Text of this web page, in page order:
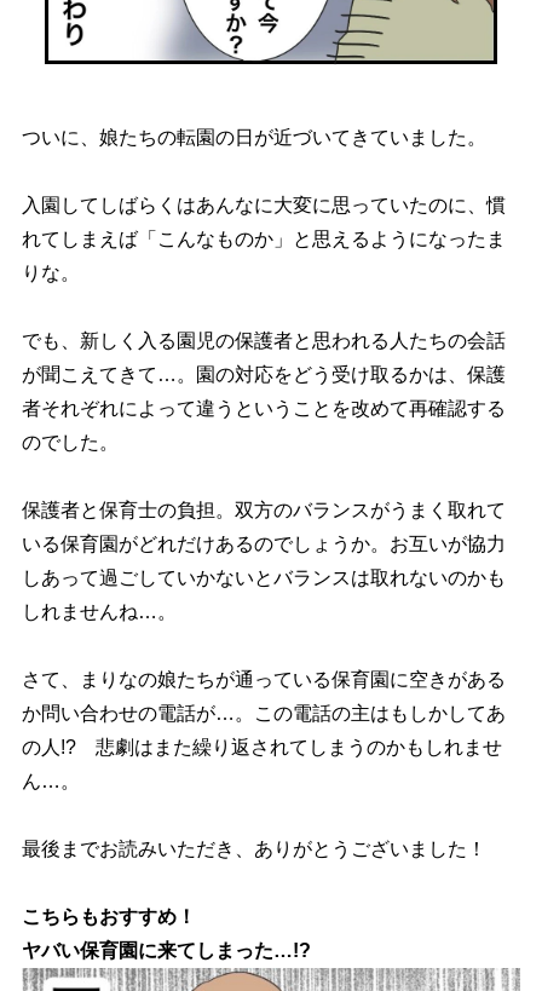
ついに、娘たちの転園の日が近づいてきていました。
入園してしばらくはあんなに大変に思っていたのに、慣
れてしまえば「こんなものか」と思えるようになったま
りな。
でも、新しく入る園児の保護者と思われる人たちの会話
が聞こえてきて…。園の対応をどう受け取るかは、保護
者それぞれによって違うということを改めて再確認する
のでした。
保護者と保育士の負担。双方のバランスがうまく取れて
いる保育園がどれだけあるのでしょうか。お互いが協力
しあって過ごしていかないとバランスは取れないのかも
しれませんね…。
さて、まりなの娘たちが通っている保育園に空きがある
か問い合わせの電話が…。この電話の主はもしかしてあ
の人!? 悲劇はまた繰り返されてしまうのかもしれませ
ん…。
最後までお読みいただき、ありがとうございました！
こちらもおすすめ！
ヤバい保育園に来てしまった…!?